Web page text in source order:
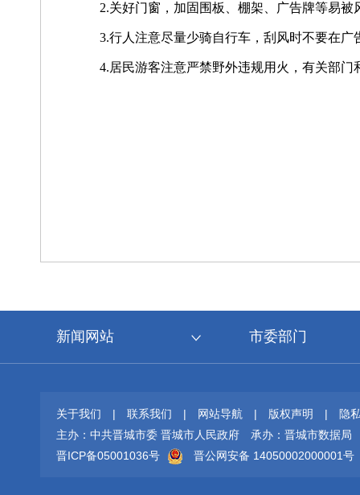
2.关好门窗，加固围板、棚架、广告牌等易
3.行人注意尽量少骑自行车，刮风时不要在
4.居民游客注意严禁野外违规用火，有关部
新闻网站 市委部门
关于我们 | 联系我们 | 网站导航 | 版权声明 |
隐
主办：中共晋城市委 晋城市人民政府
承办：晋城市数据局
晋ICP备05001036号
晋公网安备 14050002000001号